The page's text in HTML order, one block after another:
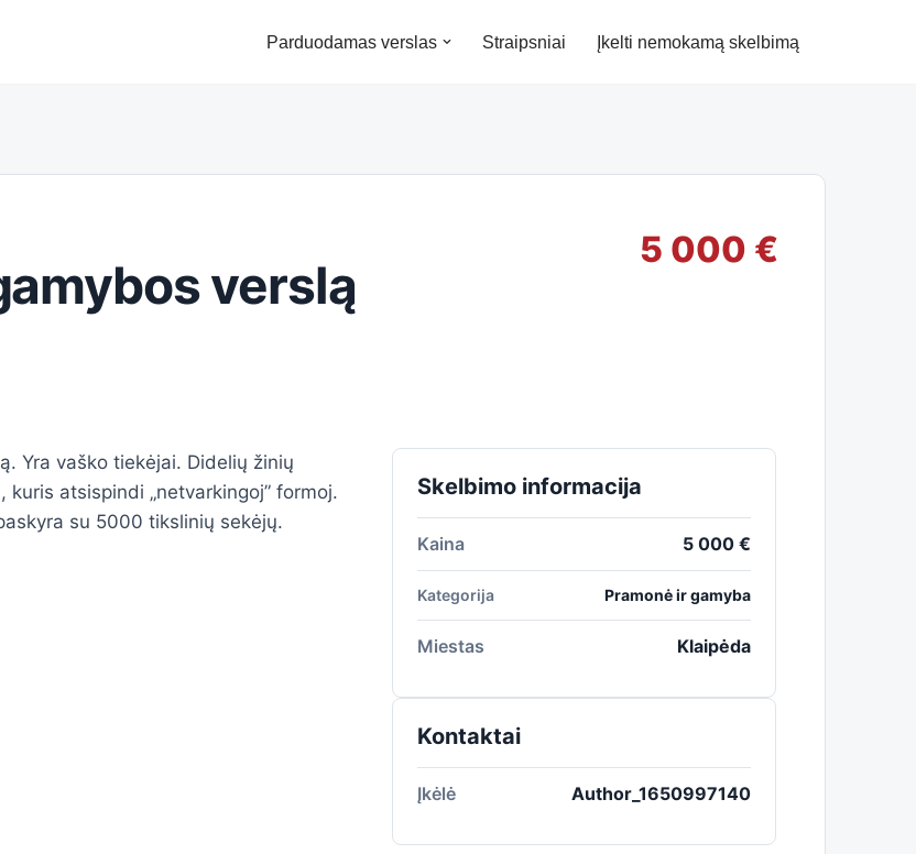
Parduodamas verslas Straipsniai Įkelti nemokamą skelbimą
verslą
5 000 €
Yra vaško tiekėjai. Didelių žinių
atsispindi „netvarkingoj” formoj.
su 5000 tikslinių sekėjų.
Skelbimo informacija
Kaina 5 000 €
Kategorija Pramonė ir gamyba
Miestas Klaipėda
Kontaktai
Įkėlė Author_1650997140